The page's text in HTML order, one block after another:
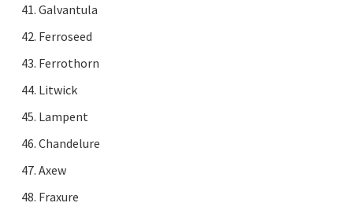
Galvantula
Ferroseed
Ferrothorn
Litwick
Lampent
Chandelure
Axew
Fraxure